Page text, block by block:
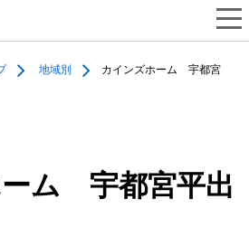
地域別
カインズホーム 宇都宮
ム 宇都宮平出